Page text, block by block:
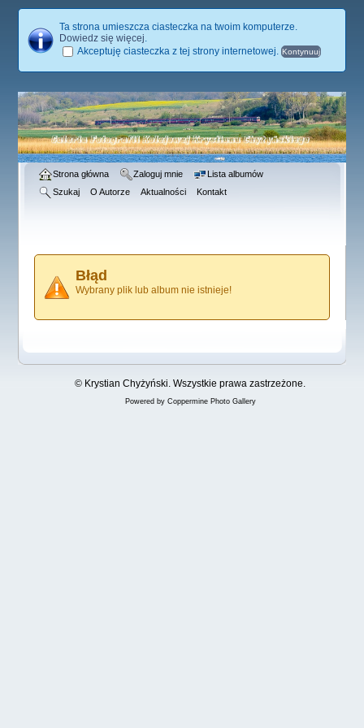
Ta strona umieszcza ciasteczka na twoim komputerze.
Dowiedz się więcej.
Akceptuję ciasteczka z tej strony internetowej.
Strona główna Zaloguj mnie
Lista albumów
Szukaj
O Autorze Aktualności Kontakt
Błąd
Wybrany plik lub album nie istnieje!
© Krystian Chyżyński. Wszystkie prawa zastrzeżone.
Powered by Coppermine Photo Gallery